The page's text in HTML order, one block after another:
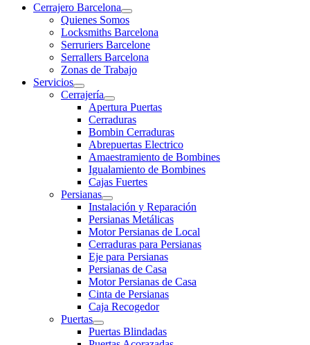
Cerrajero Barcelona
Quienes Somos
Locksmiths Barcelona
Serruriers Barcelone
Serrallers Barcelona
Zonas de Trabajo
Servicios
Cerrajería
Apertura Puertas
Cerraduras
Bombin Cerraduras
Abrepuertas Electrico
Amaestramiento de Bombines
Igualamiento de Bombines
Cajas Fuertes
Persianas
Instalación y Reparación
Persianas Metálicas
Motor Persianas de Local
Cerraduras para Persianas
Eje para Persianas
Persianas de Casa
Motor Persianas de Casa
Cinta de Persianas
Caja Recogedor
Puertas
Puertas Blindadas